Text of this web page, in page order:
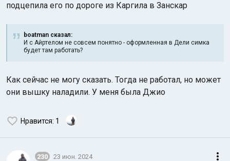
подцепила его по дороге из Каргила в Занскар
boatman сказал:
И с Айртелом не совсем понятно - оформленная в Дели симка
будет там работать?
Как сейчас не могу сказать. Тогда не работал, но может
они вышку наладили. У меня была Джио
Нравится: 1
230 23 июн. 2024